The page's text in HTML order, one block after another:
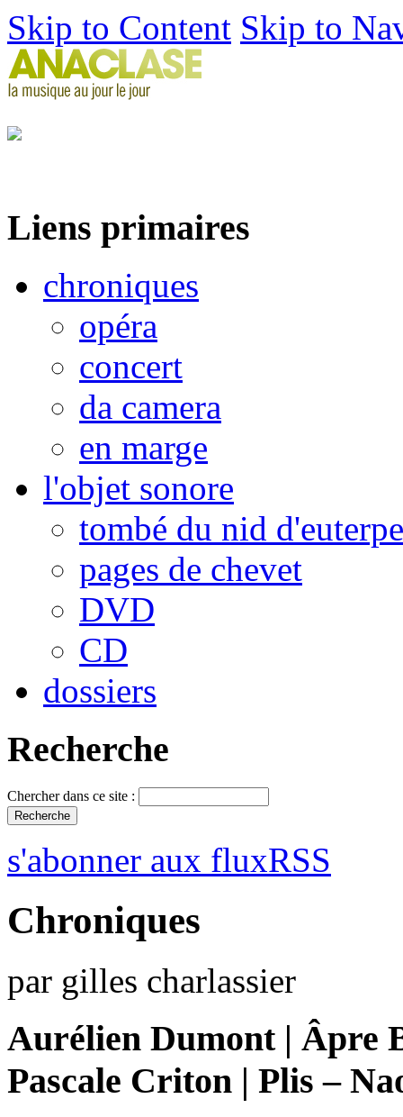
Skip to Content Skip to
Liens primaires
chroniques
opéra
concert
da camera
en marge
l'objet sonore
tombé du nid d'euterpe
pages de chevet
DVD
CD
dossiers
Recherche
Chercher dans ce site :
s'abonner aux fluxRSS
Chroniques
par gilles charlassier
Aurélien Dumont | Âpre
Pascale Criton | Plis –